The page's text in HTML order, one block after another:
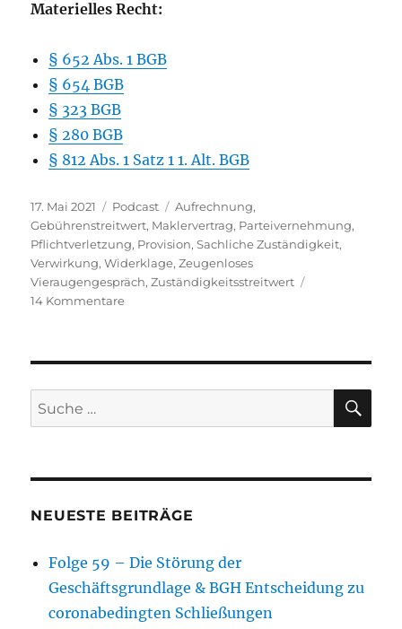
Materielles Recht:
§ 652 Abs. 1 BGB
§ 654 BGB
§ 323 BGB
§ 280 BGB
§ 812 Abs. 1 Satz 1 1. Alt. BGB
Veröffentlicht
am
17. Mai 2021 Kategorien
Podcast Schlagwörter
Aufrechnung,
Gebührenstreitwert, Maklervertrag, Parteivernehmung,
Pflichtverletzung, Provision,Sachliche Zuständigkeit,
Verwirkung,Widerklage,Zeugenloses
Vieraugengespräch,Zuständigkeitsstreitwert
14 Kommentarezu
Arbeit
praktischen
Maklerrecht)
Suche
nach:
NEUESTE BEITRÄGE
Folge 59 – Die Störung der
Geschäftsgrundlage & BGH Entscheidung zu
coronabedingten Schließungen